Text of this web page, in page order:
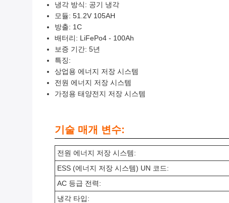
냉각 방식: 공기 냉각
모듈: 51.2V 105AH
방출: 1C
배터리: LiFePo4 - 100Ah
보증 기간: 5년
특징:
상업용 에너지 저장 시스템
전원 에너지 저장 시스템
가정용 태양전지 저장 시스템
기술 매개 변수:
전원 에너지 저장 시스템:
ESS (에너지 저장 시스템) UN 코드:
AC 등급 전력:
냉각 타입: